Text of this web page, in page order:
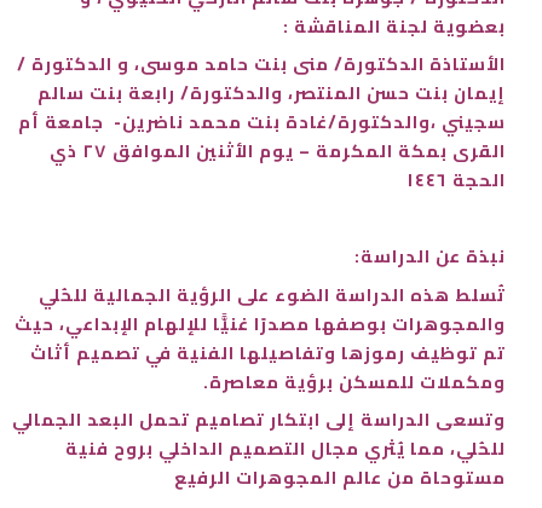
بعضوية لجنة المناقشة :
الأستاذة الدكتورة/ منى بنت حامد موسى، و الدكتورة /
إيمان بنت حسن المنتصر، والدكتورة/ رابعة بنت سالم
سجيني ،والدكتورة/غادة بنت محمد ناضرين- جامعة أم
القرى بمكة المكرمة – يوم الأثنين الموافق ٢٧ ذي
الحجة ١٤٤٦
نبذة عن الدراسة:
تُسلط هذه الدراسة الضوء على الرؤية الجمالية للحُلي
والمجوهرات بوصفها مصدرًا غنيًّا للإلهام الإبداعي، حيث
تم توظيف رموزها وتفاصيلها الفنية في تصميم أثاث
ومكملات للمسكن برؤية معاصرة.
وتسعى الدراسة إلى ابتكار تصاميم تحمل البعد الجمالي
للحُلي، مما يُثري مجال التصميم الداخلي بروح فنية
مستوحاة من عالم المجوهرات الرفيع